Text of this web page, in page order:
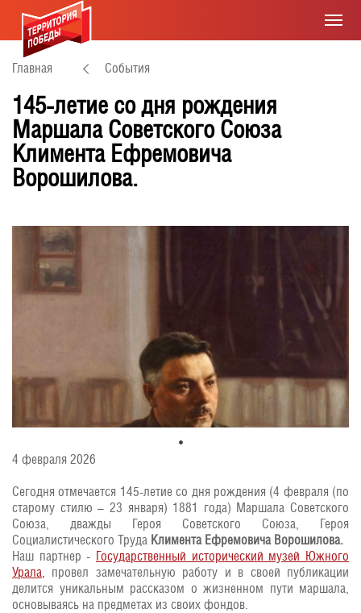
Главная События
145-летие со дня рождения
Маршала Советского Союза
Климента Ефремовича
Ворошилова.
4 февраля 2026
Сегодня отмечается 145-летие со дня рождения (4 февраля (по
старому стилю – 23 января) 1881 года) Маршала Советского
Союза, дважды Героя Советского Союза, Героя
Социалистического Труда Климента Ефремовича Ворошилова.
Наш партнер - Государственный исторический музей Южного
Урала, провел замечательную работу и в своей публикации
делится уникальным рассказом о жизненном пути маршала,
основываясь на предметах из своих фондов.